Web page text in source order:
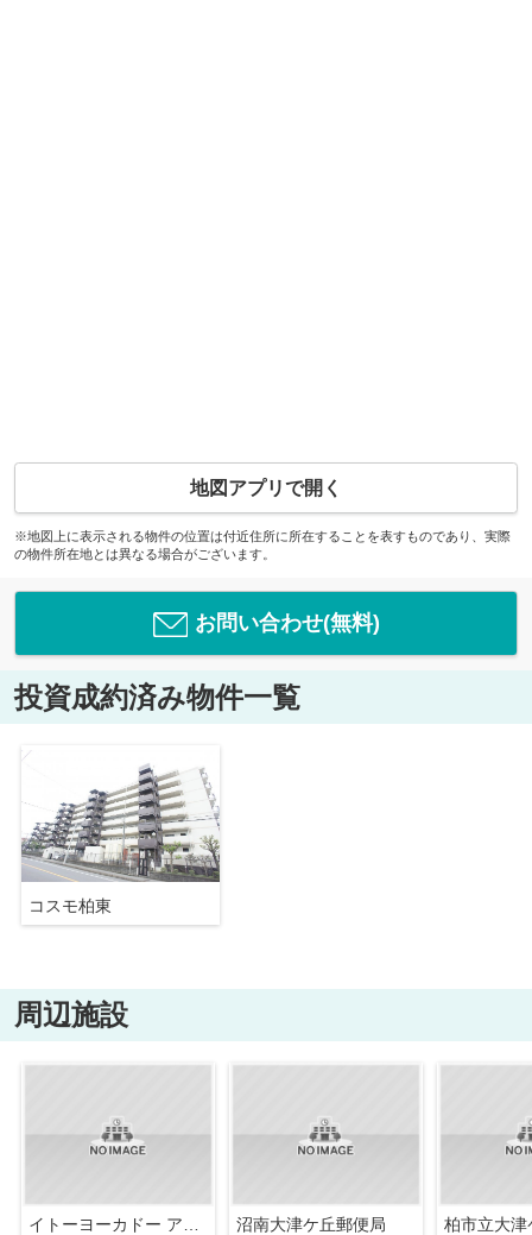
地図アプリで開く
※地図上に表示される物件の位置は付近住所に所在することを表すものであり、実際
の物件所在地とは異なる場合がございます。
お問い合わせ(無料)
投資成約済み物件一覧
コスモ柏東
周辺施設
沼南大津ケ丘郵便局